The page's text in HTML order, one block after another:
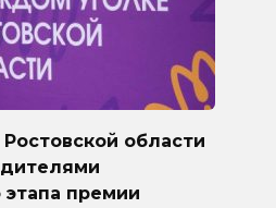
области
этапа премии